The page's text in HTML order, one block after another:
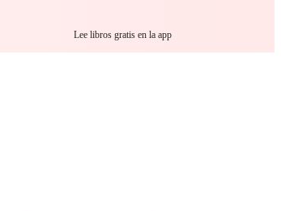
Lee libros gratis en la app